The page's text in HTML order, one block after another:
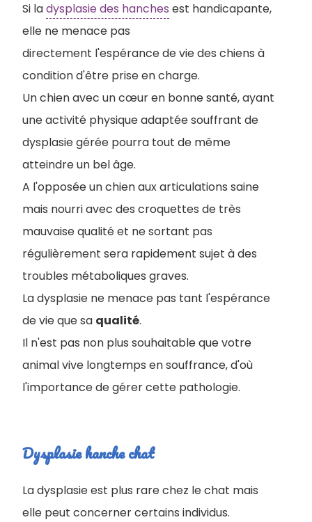
Si ladysplasie des hanches est handicapante,
elle ne menace pas
directement l'espérance de vie des chiens à
condition d'être prise en charge.
Un chien avec un cœur en bonne santé, ayant
une activité physique adaptée souffrant de
dysplasie gérée pourra tout de même
atteindre un bel âge.
A l'opposée un chien aux articulations saine
mais nourri avec des croquettes de très
mauvaise qualité et ne sortant pas
régulièrement sera rapidement sujet à des
troubles métaboliques graves.
La dysplasie ne menace pas tant l'espérance
de vie que sa qualité.
Il n'est pas non plus souhaitable que votre
animal vive longtemps en souffrance, d'où
l'importance de gérer cette pathologie.
Dysplasie hanche chat
La dysplasie est plus rare chez le chat mais
elle peut concerner certains individus.